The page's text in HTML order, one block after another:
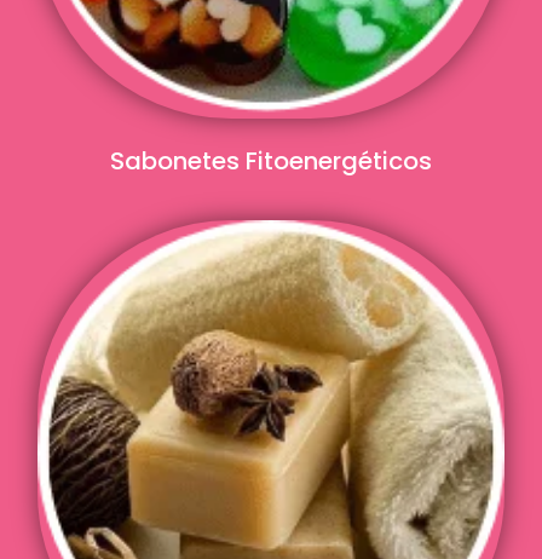
Sabonetes Fitoenergéticos